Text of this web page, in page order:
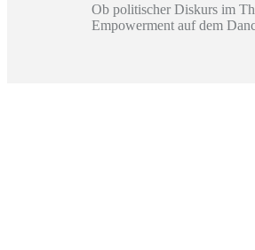
Ob politischer Diskurs im
Empowerment auf dem